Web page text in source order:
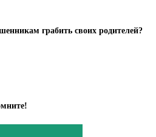
грабить своих родителей?